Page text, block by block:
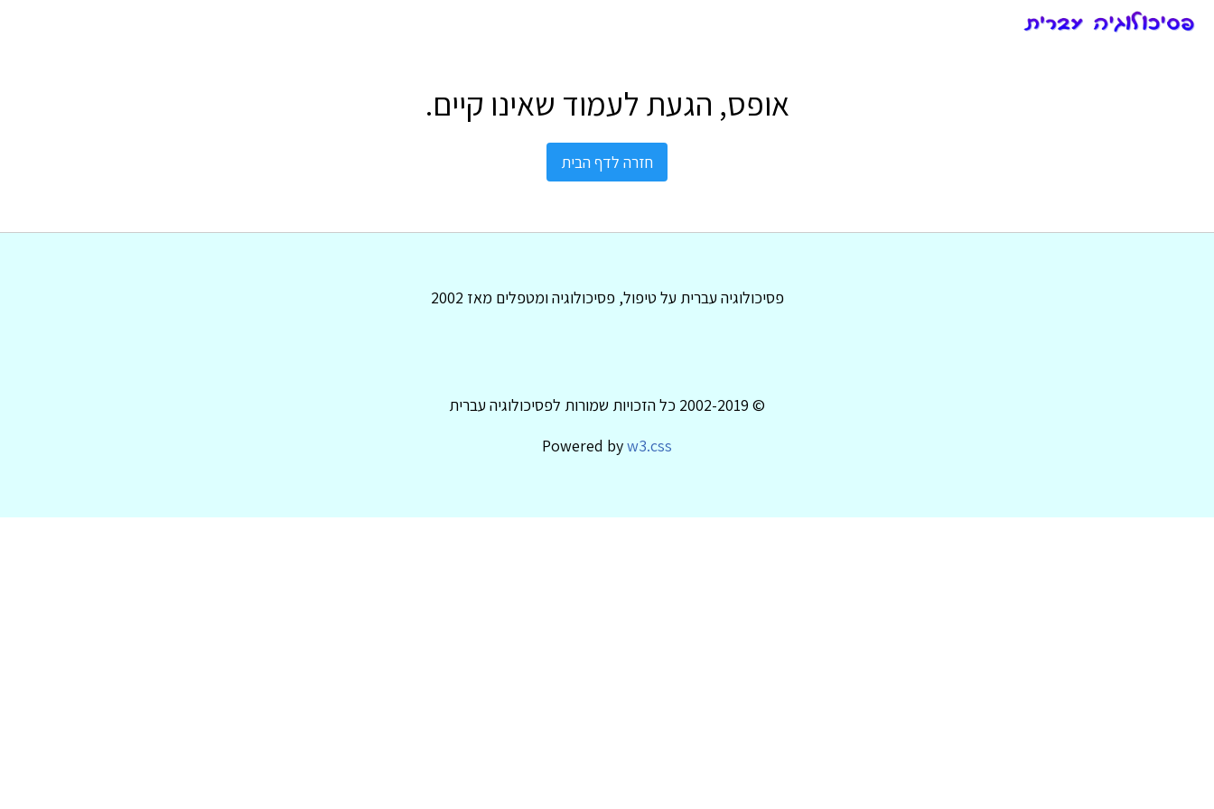
אופס, הגעת לעמוד שאינו קיים.
חזרה לדף הבית
פסיכולוגיה עברית על טיפול, פסיכולוגיה ומטפלים מאז 2002
© 2002-2019 כל הזכויות שמורות לפסיכולוגיה עברית
Powered byw3.css